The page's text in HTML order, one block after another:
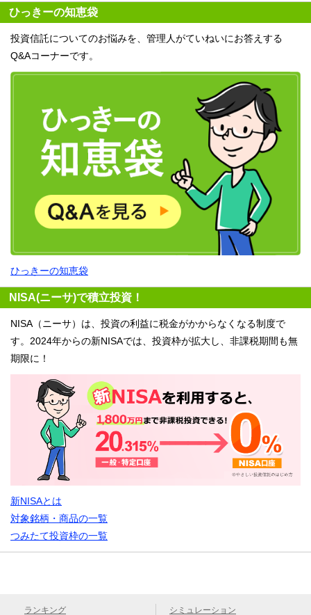
ひっきーの知恵袋
投資信託についてのお悩みを、管理人がていねいにお答えする
Q&Aコーナーです。
ひっきーの知恵袋
NISA(ニーサ)で積立投資！
NISA（ニーサ）は、投資の利益に税金がかからなくなる制度で
す。2024年からの新NISAでは、投資枠が拡大し、非課税期間も無
期限に！
新NISAとは
対象銘柄・商品の一覧
つみたて投資枠の一覧
ランキング シミュレーション